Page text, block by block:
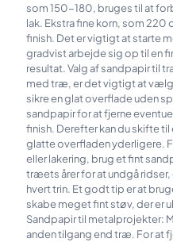
som 150-180, bruges til at
lak. Ekstra fine korn, som
finish. Det er vigtigt at starte
gradvist arbejde sig op til en
resultat. Valg af sandpapir til
med træ, er det vigtigt at
sikre en glat overflade uden
sandpapir for at fjerne
finish. Derefter kan du skifte
glatte overfladen yderligere.
eller lakering, brug et fint
træets årer for at undgå
hvert trin. Et godt tip er at
skabe meget fint støv, der er
Sandpapir til metalprojekter:
anden tilgang end træ. For at